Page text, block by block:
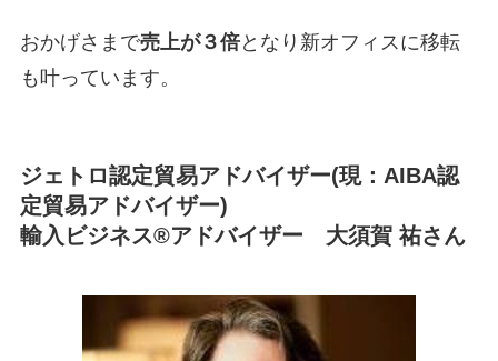
おかげさまで売上が３倍となり新オフィスに移転
も叶っています。
ジェトロ認定貿易アドバイザー(現：AIBA認
定貿易アドバイザー)
輸入ビジネス®アドバイザー 大須賀 祐さん